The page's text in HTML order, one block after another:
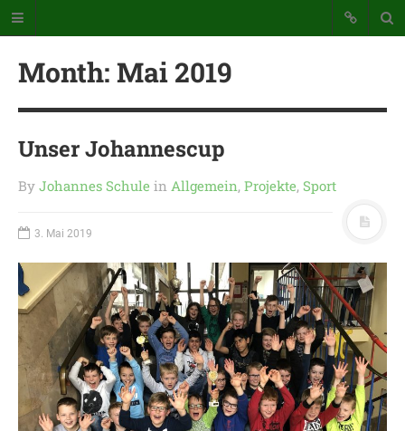
Katholische Grundschule der
Bunte Schule mit Takt und Schwung
STARTSEITE
WICHTIGES AUS UNSERER
SCHULE
UNSER SCHULTAG
KONTAKT
SDUI
Month: Mai 2019
Unser Johannescup
By Johannes Schule in Allgemein, Projekte, Sport
3. Mai 2019